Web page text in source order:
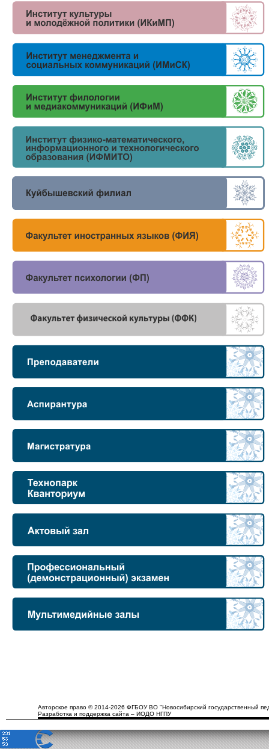
Авторское право © 2014-2026 ФГБОУ ВО "Новосибирский государственный
Разработка и поддержка сайта – ИОДО НГПУ